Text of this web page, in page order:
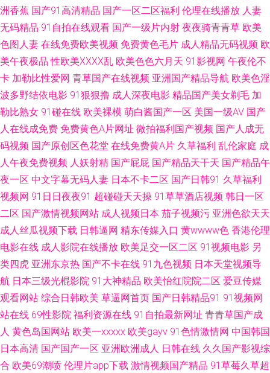
码看片 91黄色视频网址 91无码精品蜜桃 91伊人在线自拍 www熊猫成人网
91 91在线麻豆猫 少妇26p 色欲久久99精品久久 五月天婷婷色色 香蕉伊人
91 影音先锋资源AV站 五月婷婷香 欧美日韩色图成人网 人人人撸 九九热艹
老师机午夜福利Av 导航资源网站av 91免费观看官网入口 影音先锋AV小说资
源 玖玖综合精品 亚洲精品无码护士一区 91主播福利视频 黄色频在线 日韩亚
洲图色在线 91后入极品JK衣空 成人六月丁香婷婷 高清无码动漫18 91互操
东京热av女优天堂 韩剧网91tv 亚洲成aV人电影在线 91青娱乐在线观看 精品
福利一区二区 熟女共享97 91传媒在线播放 99热热99草草 韩日精品中文 首
页av福利 91九色蚪窝人妻 福利视频国 欧美日韩黄页免费 久久国产精品嫩草
超碰最新资源站97 超碰91人人草 AV丁香七月美国 91视频免费刷 91视频
站 国产一区二区成人网 色9精品 亚洲色呦呦 四虎乱轮 尤物视频网 亚洲国产
洲香蕉 国产91高清精品 国产一区二区福利 伦理在线播放 人妻
无码精品 91自拍在线观看 国产一级片内射 夜夜骑青青草 欧美
色图人妻 在线免费欧美视频 免费黄色毛片 成人精品无码视频 欧
美午夜极品 性欧美ⅩⅩⅩⅩ乱 欧美色色六月天 91影视网 午夜伦不
卡 加勒比性爱网 青草国产在线视频 亚洲国产精品导航 欧美色淫
波多野结依电影 91狠狠撸 成人深夜电影 精品国产美女剃毛 加
勒比熟女 91碰在线 欧美裸模 萌白酱国产一区 美国一级AV 国产
人在线成免费 免费黄色A片网址 微拍福利国产视频 国产人成无
码视频 国产原创区色花堂 在线免费黄A片 久草福利 乱伦家庭 成
人午夜免费视频 人妖射精 国产屁屁 国产精品天干天 国产精品午
夜一区 中文字幕无码人妻 日本不卡二区 国产日韩91 久草福利
视频网 91日日夜夜91 超碰碰天天操 91草草酒店视频 韩日一区
二区 国产激情视频网站 成人视频日本 茄子视频污 亚洲色欲天天
成人丝瓜视频下载 日韩逼网 精东传媒入口 黄wwww色 香港伦理
电影在线 成人影院在线播放 欧美足交一区二区 91视频电影 另
类四虎 亚洲东京热 国产不卡在线 91九色视频 日本天堂视频导
航 日本三级光棍影院 91大神精品 欧美怡红院院二区 爱豆传媒
观看网站 综合日韩欧美 草逼网首页 国产日韩精品91 91视频网
站在线 69性影院 福利资源在线 91自拍最新网址 青青草国产成
人 黄色岛国网站 欧美一xxxxx 欧美gayv 91色情激情网 中国韩国
日本高清 国产国产一区 亚洲欧洲成人 日韩在线 久久国产影视综
合 欧美69潮喷 伦理片app下载 激情视频国产精品 91草莓久草超